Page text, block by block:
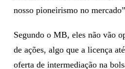
nosso pioneirismo no
Segundo o MB, eles não vão
de ações, algo que a licença
oferta de intermediação na